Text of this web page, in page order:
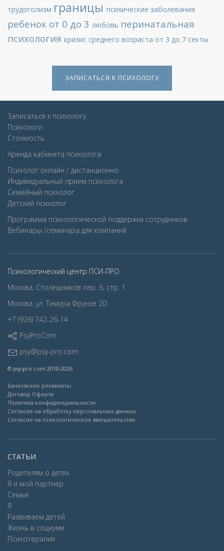
трудоголизм границы психические заболевания
ребенок от 0 до 3 любовь перинатальная
психология кризис среднего возраста от 3 до 7 секты
ЗАПИСАТЬСЯ К ПСИХОЛОГУ
Записаться к психологу
Психологи
Стоимость
Аренда кабинета психолога
Психолог онлайн / дистанционно
Индивидуальный прием психолога
Семейный психолог
Детcкий психолог
Программа психологической поддержки сотрудников
Вебинары /семинара для компаний
Психологический центр ПСИ-ПРО
Москва, Столешников пер. 6, стр. 1
Москва, ул. Тимура Фрунзе 20
+7 (926) 742-26-14
PsyProCom
psy@psy-pro.com
© psy-pro.com 2010-2026
Банковские реквизиты
Договор Оферта
Политика конфиденциальности
Согласие на обработку персональных данных
Согласие на психологическое вмешательство
СТАТЬИ
Родителям о детях
Я и мой партнер
Семья
Я
Развиваем детей
Жизнь в социуме
Психотерапия